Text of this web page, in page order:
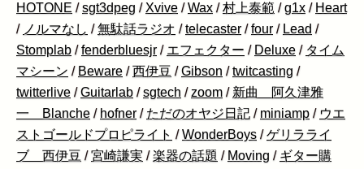
HOTONE /sgt3dpeg / Xvive /Wax /村上泰範 /g1x / Heart
/ ノルマなし /無駄話ラジオ /telecaster /four / Lead /
Stomplab /fenderbluesjr / エフェクター / Deluxe / タイム
マシーン / Beware /西伊豆 /Gibson /twitcasting /
twitterlive /Guitarlab /sgtech /zoom / 新曲 阿久津雅
一 Blanche / hofner / ただのオヤジ日記 / miniamp / ウエ
ストゴールドプロピライト /WonderBoys /ゲリラライ
ブ 西伊豆 /宮崎謙実 /楽器の話題 / Moving / ギター購